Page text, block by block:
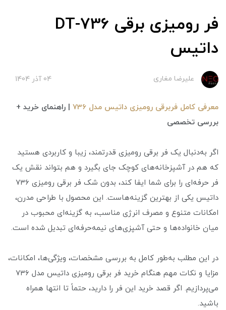
فر رومیزی برقی DT-736
داتیس
علیرضا مغاری 04 آذر 1404
معرفی کامل فربرقی رومیزی داتیس مدل 736
| راهنمای خرید +
بررسی تخصصی
اگر به‌دنبال یک فر برقی رومیزی قدرتمند، زیبا و کاربردی هستید
که هم در آشپزخانه‌های کوچک جای بگیرد و هم بتواند نقش یک
فر حرفه‌ای را برای شما ایفا کند، بدون شک فر برقی رومیزی ۷۳۶
داتیس یکی از بهترین گزینه‌هاست. این محصول با طراحی مدرن،
امکانات متنوع و مصرف انرژی مناسب، به گزینه‌ای محبوب در
میان خانواده‌ها و حتی آشپزی‌های نیمه‌حرفه‌ای تبدیل شده است.
در این مطلب به‌طور کامل به بررسی مشخصات، ویژگی‌ها، امکانات،
مزایا و نکات مهم هنگام خرید فر برقی رومیزی داتیس مدل ۷۳۶
می‌پردازیم. اگر قصد خرید این فر را دارید، حتماً تا انتها همراه
باشید.